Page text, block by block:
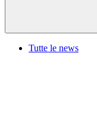
Tutte le news